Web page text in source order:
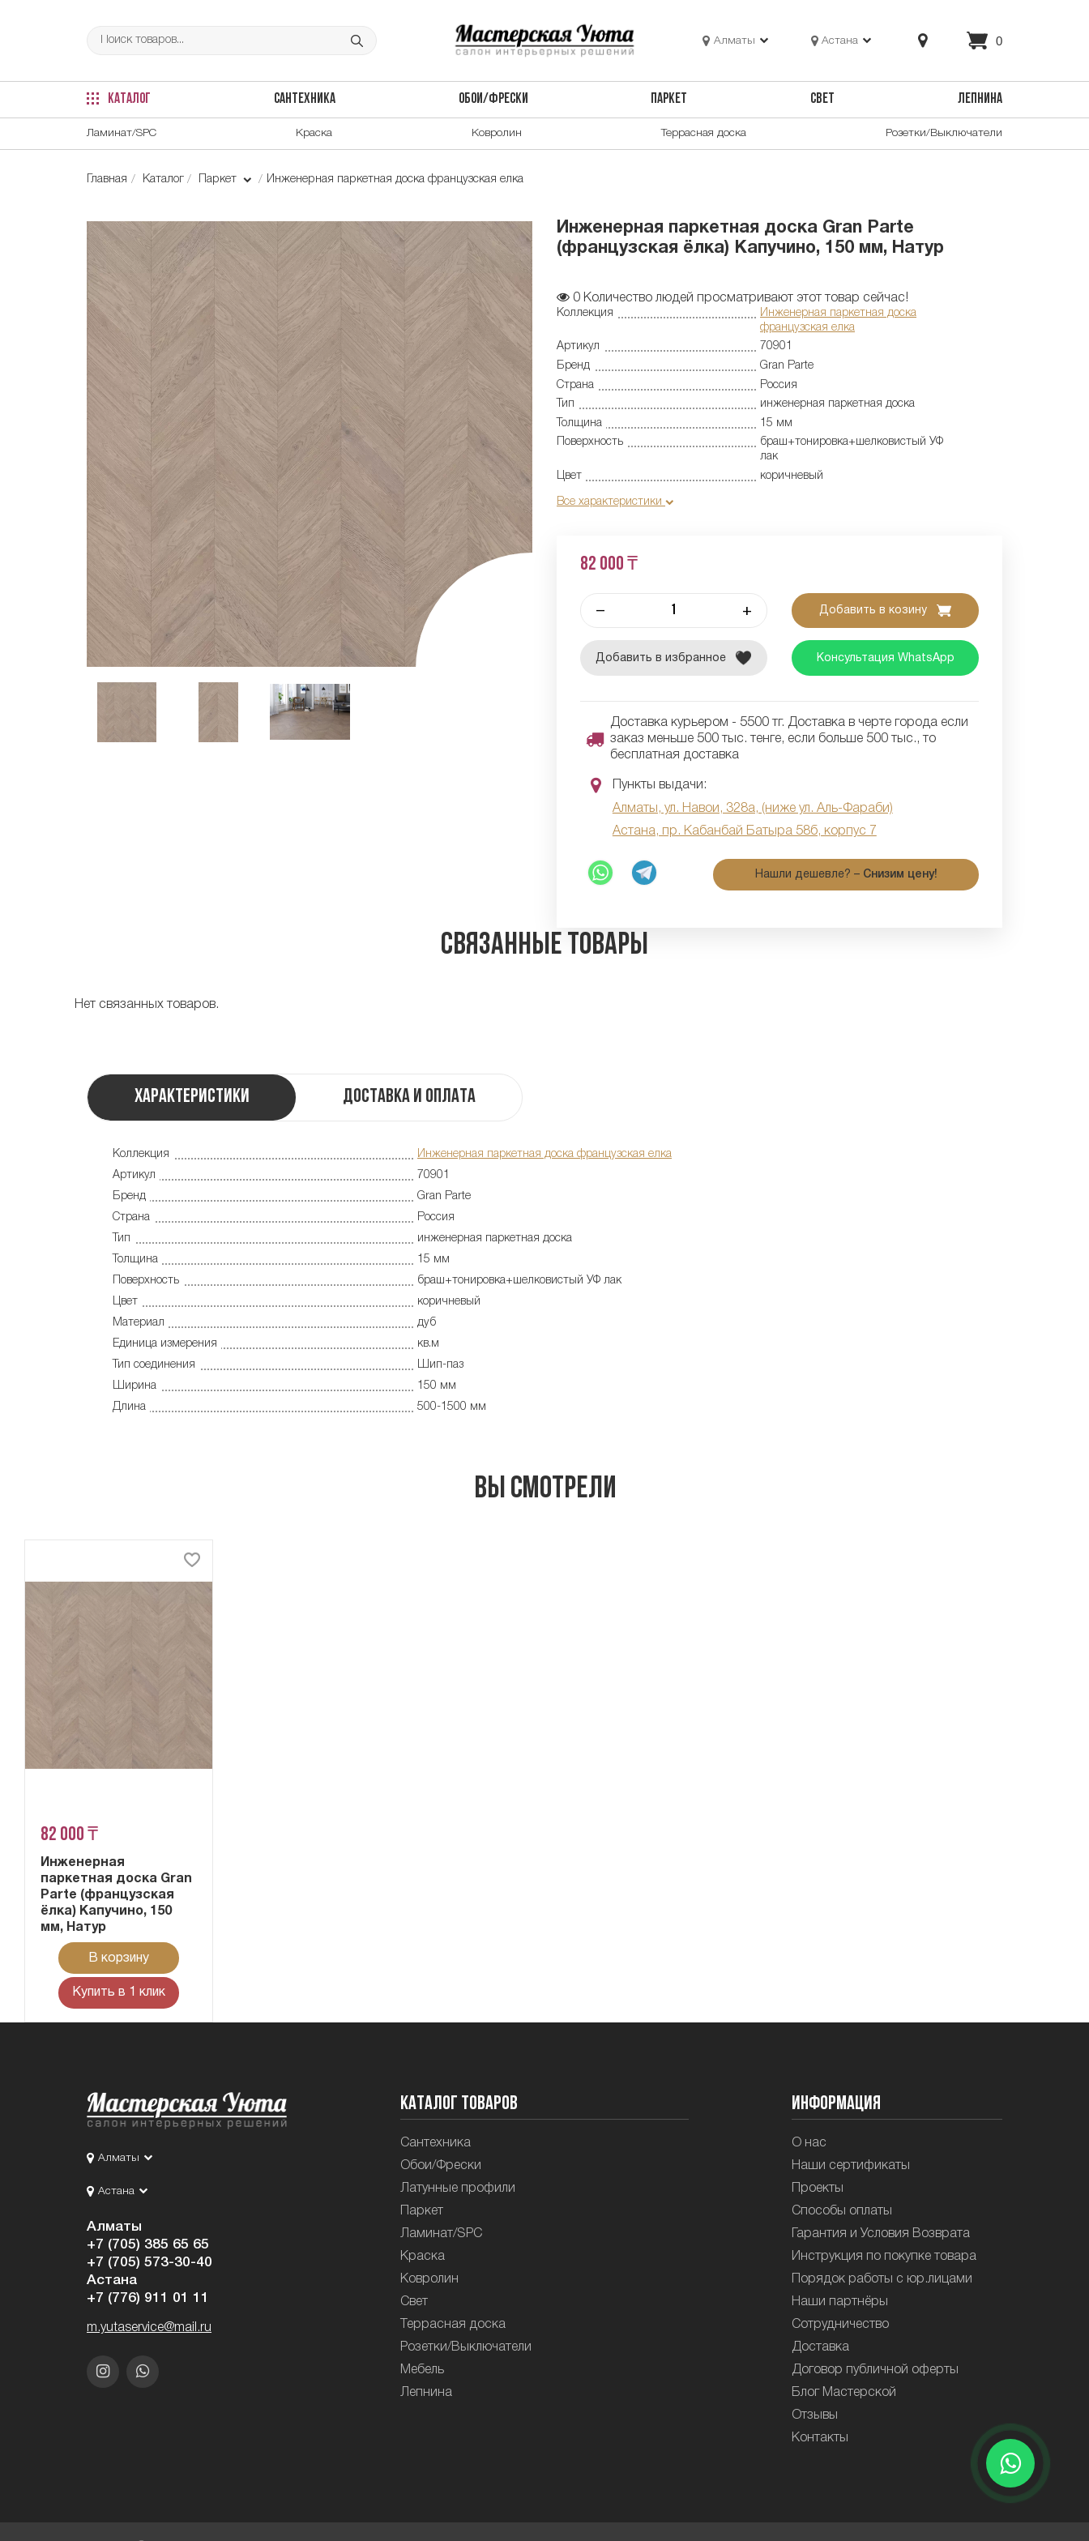
Алматы Астана 0
КАТАЛОГ САНТЕХНИКА ОБОИ/ФРЕСКИ ПАРКЕТ СВЕТ ЛЕПНИНА
Ламинат/SPC Краска Ковролин Террасная доска Розетки/Выключатели
Главная Каталог Паркет Инженерная паркетная доска французская елка
Инженерная паркетная доска Gran Parte
(французская ёлка) Капучино, 150 мм, Натур
0 Количество людей просматривают этот товар сейчас!
Коллекция
Инженерная паркетная доска
французская елка
Артикул
70901
Бренд
Gran Parte
Страна
Россия
Тип
инженерная паркетная доска
Толщина
15 мм
Поверхность
браш+тонировка+шелковистый УФ
лак
Цвет
коричневый
Все характеристики
82 000 ₸
– + Добавить в козину
Добавить в избранное Консультация WhatsApp
Доставка курьером - 5500 тг. Доставка в черте города если
заказ меньше 500 тыс. тенге, если больше 500 тыс., то
бесплатная доставка
Пункты выдачи:
Алматы, ул. Навои, 328а, (ниже ул. Аль-Фараби)
Астана, пр. Кабанбай Батыра 58б, корпус 7
Нашли дешевле? – Снизим цену!
Связанные товары
Нет связанных товаров.
Характеристики Доставка и оплата
Коллекция
Инженерная паркетная доска французская елка
Артикул
70901
Бренд
Gran Parte
Страна
Россия
Тип
инженерная паркетная доска
Толщина
15 мм
Поверхность
браш+тонировка+шелковистый УФ лак
Цвет
коричневый
Материал
дуб
Единица измерения
кв.м
Тип соединения
Шип-паз
Ширина
150 мм
Длина
500-1500 мм
Вы смотрели
82 000 ₸
Инженерная
паркетная доска Gran
Parte (французская
ёлка) Капучино, 150
мм, Натур
В корзину
Купить в 1 клик
Алматы
Астана
Алматы
+7 (705) 385 65 65
+7 (705) 573-30-40
Астана
+7 (776) 911 01 11
m.yutaservice@mail.ru
Каталог товаров
Сантехника
Обои/Фрески
Латунные профили
Паркет
Ламинат/SPC
Краска
Ковролин
Свет
Террасная доска
Розетки/Выключатели
Мебель
Лепнина
Информация
О нас
Наши сертификаты
Проекты
Способы оплаты
Гарантия и Условия Возврата
Инструкция по покупке товара
Порядок работы с юр.лицами
Наши партнёры
Сотрудничество
Доставка
Договор публичной оферты
Блог Мастерской
Отзывы
Контакты